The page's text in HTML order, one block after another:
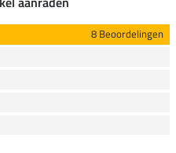
8 Beoordelingen